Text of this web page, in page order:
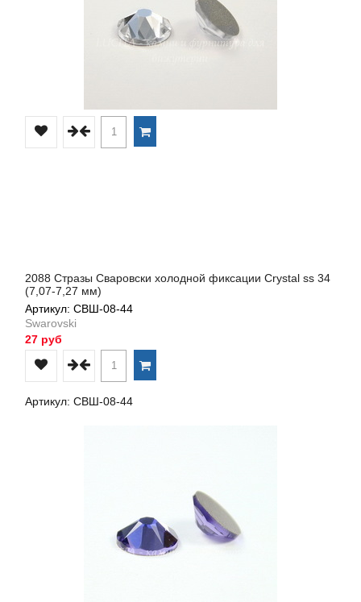
2088 Стразы Сваровски холодной фиксации Crystal ss 34
(7,07-7,27 мм)
Артикул: СВШ-08-44
Swarovski
27 руб
Артикул: СВШ-08-44